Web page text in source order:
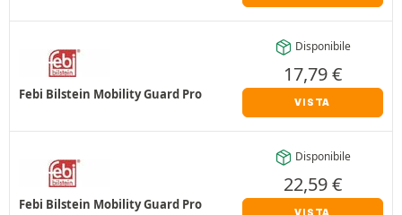
Febi Bilstein Mobility Guard Pro
Disponibile
17,79€
VISTA
Febi Bilstein Mobility Guard Pro
Disponibile
22,59€